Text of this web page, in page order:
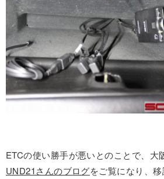
ETCの使い勝手が悪いとのことで、大
UND21さんのブログをご覧になり、